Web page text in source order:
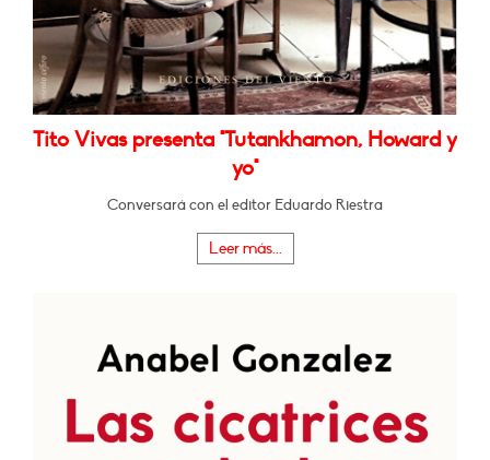
Tito Vivas presenta "Tutankhamon, Howard y
yo"
Conversará con el editor Eduardo Riestra
Leer más...